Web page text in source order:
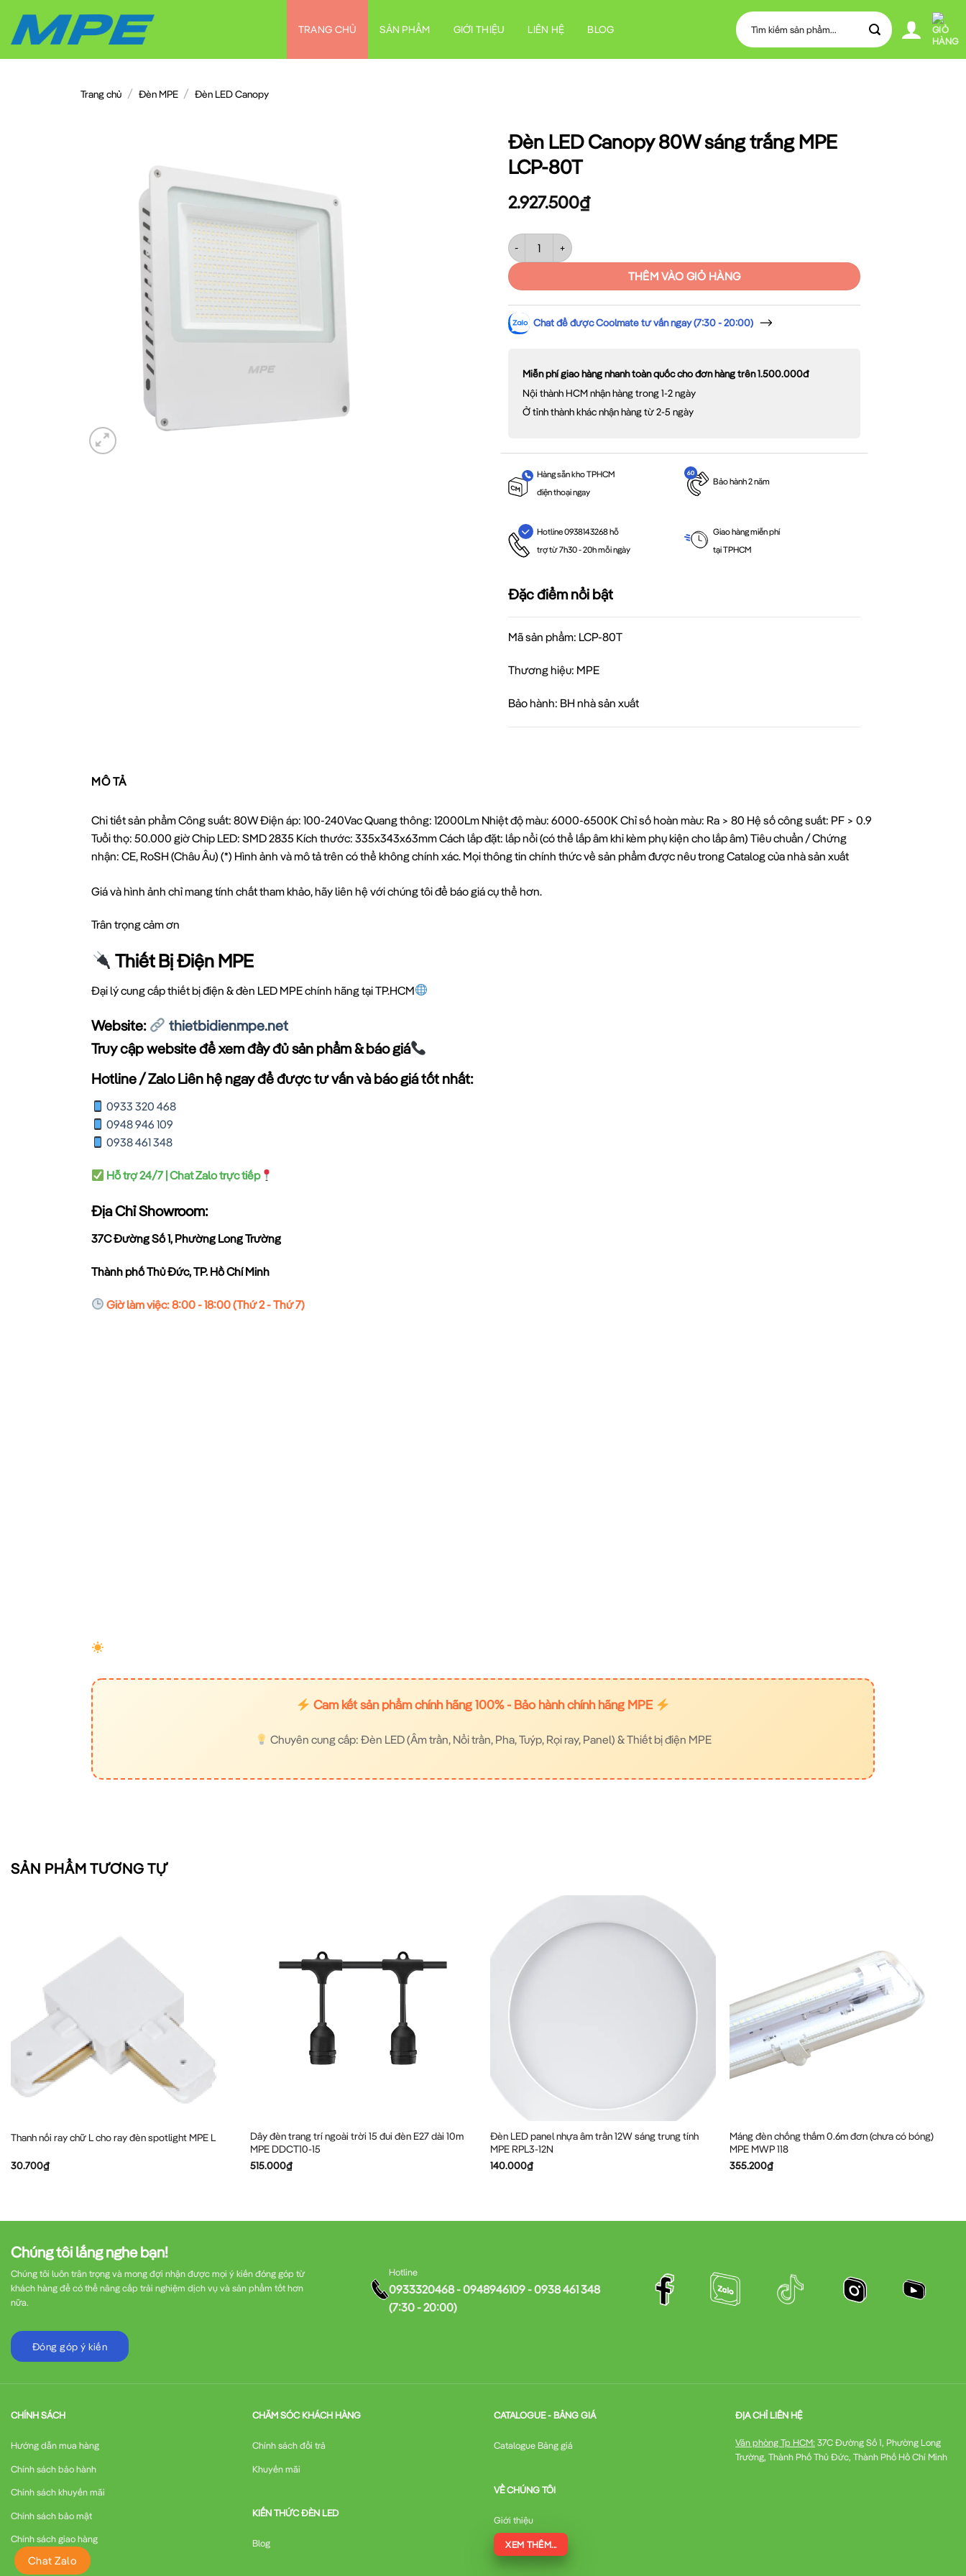
đến
nội
dung
TRANG CHỦ SẢN PHẨM GIỚI THIỆU LIÊN HỆ BLOG
Tìm
kiếm:
Trang chủ / Đèn MPE / Đèn LED Canopy
Đèn LED Canopy 80W sáng trắng MPE
LCP-80T
2.927.500₫
Đèn LED Canopy 80W sáng trắng MPE LCP-80T số lượng
THÊM VÀO GIỎ HÀNG
Chat để được Coolmate tư vấn ngay (7:30 - 20:00)
Miễn phí giao hàng nhanh toàn quốc cho đơn hàng trên 1.500.000đ
Nội thành HCM nhận hàng trong 1-2 ngày
Ở tỉnh thành khác nhận hàng từ 2-5 ngày
Hàng sẵn kho TPHCM
điện thoại ngay
Bảo hành 2 năm
Hotline 0938143268 hỗ
trợ từ 7h30 - 20h mỗi ngày
Giao hàng miễn phí
tại TPHCM
Đặc điểm nổi bật
Mã sản phẩm: LCP-80T
Thương hiệu: MPE
Bảo hành: BH nhà sản xuất
MÔ TẢ
Chi tiết sản phẩm Công suất: 80W Điện áp: 100-240Vac Quang thông: 12000Lm Nhiệt độ màu: 6000-6500K Chỉ số hoàn màu: Ra > 80 Hệ số công suất: PF > 0.9
Tuổi thọ: 50.000 giờ Chip LED: SMD 2835 Kích thước: 335x343x63mm Cách lắp đặt: lắp nổi (có thể lắp âm khi kèm phụ kiện cho lắp âm) Tiêu chuẩn / Chứng
nhận: CE, RoSH (Châu Âu) (*) Hình ảnh và mô tả trên có thể không chính xác. Mọi thông tin chính thức về sản phẩm được nêu trong Catalog của nhà sản xuất
Giá và hình ảnh chỉ mang tính chất tham khảo, hãy liên hệ với chúng tôi để báo giá cụ thể hơn.
Trân trọng cảm ơn
Thiết Bị Điện MPE
Đại lý cung cấp thiết bị điện & đèn LED MPE chính hãng tại TP.HCM
Website:
thietbidienmpe.net
Truy cập website để xem đầy đủ sản phẩm & báo giá
Hotline / Zalo Liên hệ ngay để được tư vấn và báo giá tốt nhất:
0933 320 468
0948 946 109
0938 461 348
Hỗ trợ 24/7 | Chat Zalo trực tiếp
Địa Chỉ Showroom:
37C Đường Số 1, Phường Long Trường
Thành phố Thủ Đức, TP. Hồ Chí Minh
Giờ làm việc: 8:00 - 18:00 (Thứ 2 - Thứ 7)
Cam kết sản phẩm chính hãng 100% - Bảo hành chính hãng MPE
Chuyên cung cấp: Đèn LED (Âm trần, Nổi trần, Pha, Tuýp, Rọi ray, Panel) & Thiết bị điện MPE
SẢN PHẨM TƯƠNG TỰ
Thanh nối ray chữ L cho ray đèn spotlight MPE L
30.700₫
Dây đèn trang trí ngoài trời 15 đui đèn E27 dài 10m
MPE DDCT10-15
515.000₫
Đèn LED panel nhựa âm trần 12W sáng trung tính
MPE RPL3-12N
140.000₫
Máng đèn chống thấm 0.6m đơn (chưa có bóng)
MPE MWP 118
355.200₫
Chúng tôi lắng nghe bạn!
Chúng tôi luôn trân trọng và mong đợi nhận được mọi ý kiến đóng góp từ
khách hàng để có thể nâng cấp trải nghiệm dịch vụ và sản phẩm tốt hơn
nữa.
Đóng góp ý kiến
Hotline
0933320468 - 0948946109 - 0938 461 348
(7:30 - 20:00)
CHÍNH SÁCH
Hướng dẫn mua hàng
Chính sách bảo hành
Chính sách khuyến mãi
Chính sách bảo mật
Chính sách giao hàng
CHĂM SÓC KHÁCH HÀNG
Chính sách đổi trả
Khuyến mãi
KIẾN THỨC ĐÈN LED
Blog
CATALOGUE - BẢNG GIÁ
Catalogue Bảng giá
VỀ CHÚNG TÔI
Giới thiệu
XEM THÊM...
ĐỊA CHỈ LIÊN HỆ
Văn phòng Tp HCM:37C Đường Số 1, Phường Long
Trường, Thành Phố Thủ Đức, Thành Phố Hồ Chí Minh
Chat Zalo